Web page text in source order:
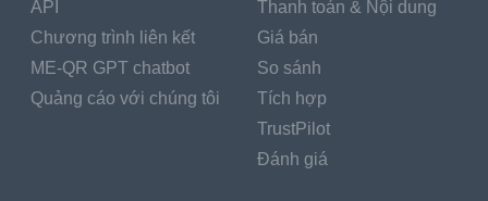
API
Chương trình liên kết
ME-QR GPT chatbot
Quảng cáo với chúng tôi
Thanh toán & Nội dung
Giá bán
So sánh
Tích hợp
TrustPilot
Đánh giá